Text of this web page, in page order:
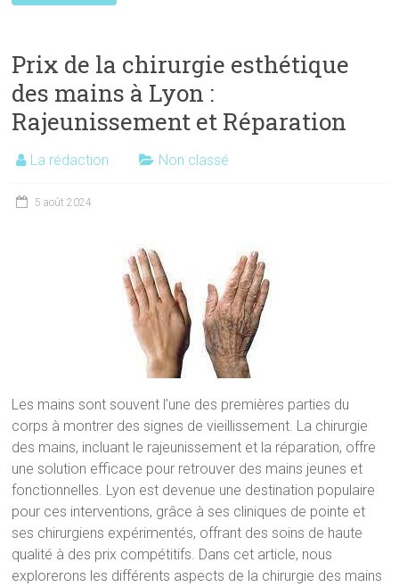
Prix de la chirurgie esthétique
des mains à Lyon :
Rajeunissement et Réparation
La rédaction Non classé
5 août 2024
Les mains sont souvent l’une des premières parties du
corps à montrer des signes de vieillissement. La chirurgie
des mains, incluant le rajeunissement et la réparation, offre
une solution efficace pour retrouver des mains jeunes et
fonctionnelles. Lyon est devenue une destination populaire
pour ces interventions, grâce à ses cliniques de pointe et
ses chirurgiens expérimentés, offrant des soins de haute
qualité à des prix compétitifs. Dans cet article, nous
explorerons les différents aspects de la chirurgie des mains